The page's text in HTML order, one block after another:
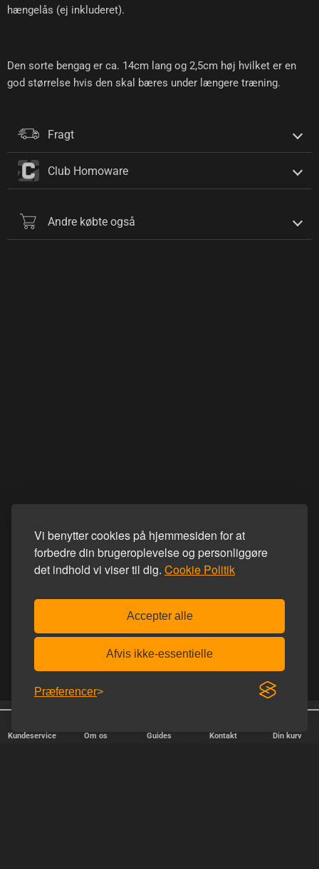
Vi benytter cookies på hjemmesiden for at
forbedre din brugeroplevelse og personliggøre
det indhold vi viser til dig. Cookie Politik
Accepter alle
Afvis ikke-essentielle
Præferencer
hængelås (ej inkluderet).
Den sorte bengag er ca. 14cm lang og 2,5cm høj hvilket er en
god størrelse hvis den skal bæres under længere træning.
Fragt
Club Homoware
Andre købte også
Kundeservice Om os Guides Kontakt Din kurv